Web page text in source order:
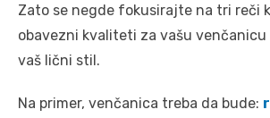
Zato se negde fokusirajte na tri reči
obavezni kvaliteti za vašu venčanicu
vaš lični stil.
Na primer, venčanica treba da bude: